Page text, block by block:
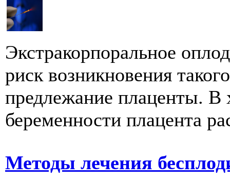
Экстракорпоральное
риск возникновения
предлежание плаценты. В
беременности плацента
Методы лечения